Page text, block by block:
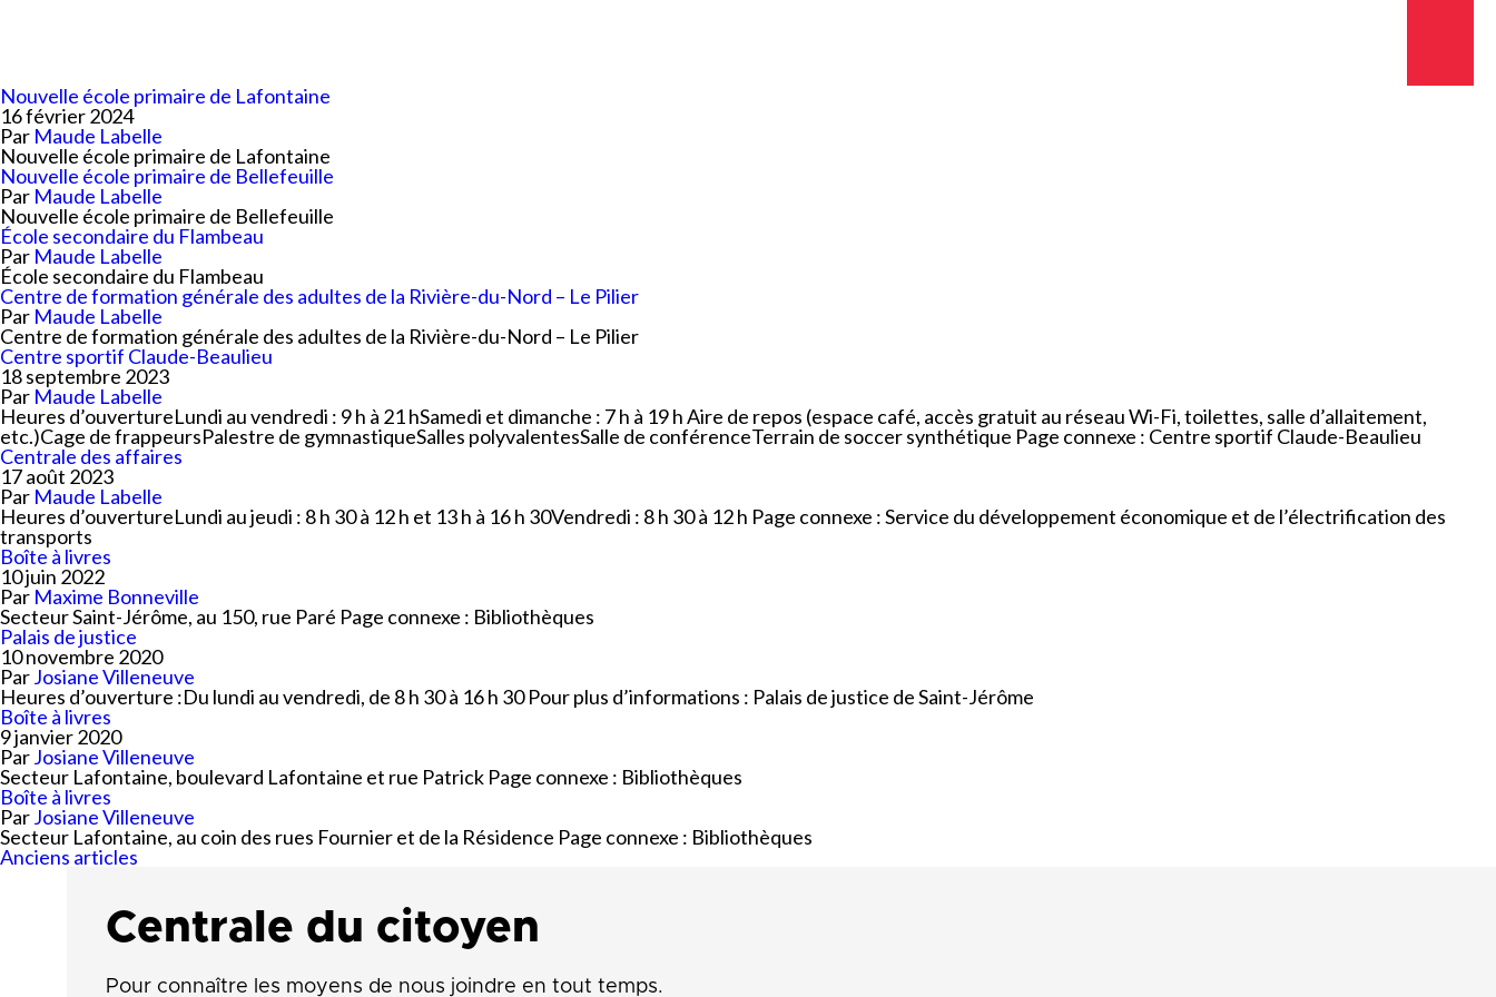
Taxes et évaluation
Transport collectif
Ventes-débarras
Services aux organismes
Nouvelle école primaire de Lafontaine
16 février 2024
Par Maude Labelle
Nouvelle école primaire de Lafontaine
Nouvelle école primaire de Bellefeuille
Par Maude Labelle
Nouvelle école primaire de Bellefeuille
École secondaire du Flambeau
Par Maude Labelle
École secondaire du Flambeau
Centre de formation générale des adultes de la Rivière-du-Nord – Le Pilier
Par Maude Labelle
Centre de formation générale des adultes de la Rivière-du-Nord – Le Pilier
Centre sportif Claude-Beaulieu
18 septembre 2023
Par Maude Labelle
Heures d’ouvertureLundi au vendredi : 9 h à 21 hSamedi et dimanche : 7 h à 19 h Aire de repos (espace café, accès gratuit au réseau Wi-Fi, toilettes, salle d’allaitement,
etc.)Cage de frappeursPalestre de gymnastiqueSalles polyvalentesSalle de conférenceTerrain de soccer synthétique Page connexe : Centre sportif Claude-Beaulieu
Centrale des affaires
17 août 2023
Par Maude Labelle
Heures d’ouvertureLundi au jeudi : 8 h 30 à 12 h et 13 h à 16 h 30Vendredi : 8 h 30 à 12 h Page connexe : Service du développement économique et de l’électrification des
transports
Boîte à livres
10 juin 2022
Par Maxime Bonneville
Secteur Saint-Jérôme, au 150, rue Paré Page connexe : Bibliothèques
Palais de justice
10 novembre 2020
ParJosiane Villeneuve
Heures d’ouverture :Du lundi au vendredi, de 8 h 30 à 16 h 30 Pour plus d’informations : Palais de justice de Saint-Jérôme
Boîte à livres
9 janvier 2020
ParJosiane Villeneuve
Secteur Lafontaine, boulevard Lafontaine et rue Patrick Page connexe : Bibliothèques
Boîte à livres
ParJosiane Villeneuve
Secteur Lafontaine, au coin des rues Fournier et de la Résidence Page connexe : Bibliothèques
Navigation
Anciens articles
Centrale du citoyen
Pour connaître les moyens de nous joindre en tout temps.